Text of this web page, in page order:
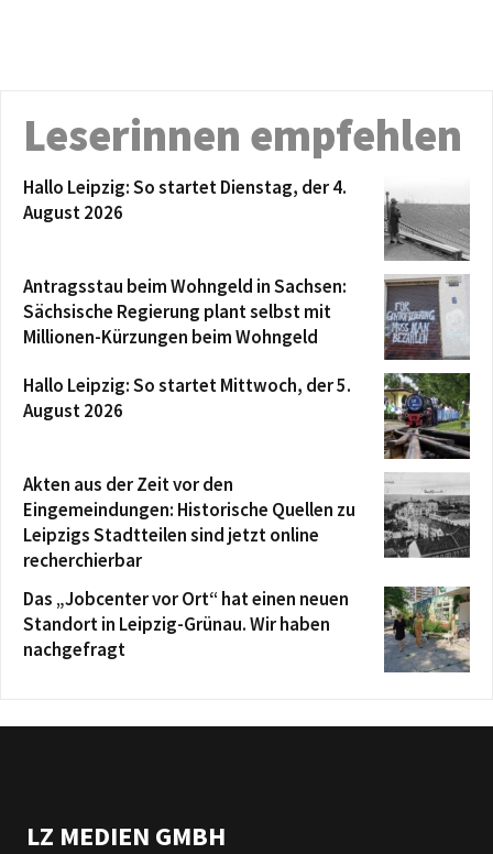
Leserinnen empfehlen
Hallo Leipzig: So startet Dienstag, der 4.
August 2026
Antragsstau beim Wohngeld in Sachsen:
Sächsische Regierung plant selbst mit
Millionen-Kürzungen beim Wohngeld
Hallo Leipzig: So startet Mittwoch, der 5.
August 2026
Akten aus der Zeit vor den
Eingemeindungen: Historische Quellen zu
Leipzigs Stadtteilen sind jetzt online
recherchierbar
Das „Jobcenter vor Ort“ hat einen neuen
Standort in Leipzig-Grünau. Wir haben
nachgefragt
LZ MEDIEN GMBH